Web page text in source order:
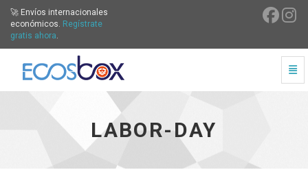
🚀 Envíos internacionales
económicos. Regístrate
gratis ahora.
LABOR-DAY